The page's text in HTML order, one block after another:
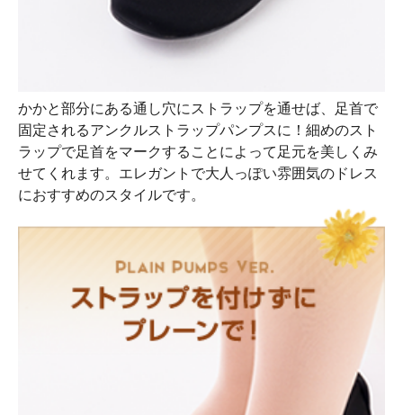
かかと部分にある通し穴にストラップを通せば、足首で
固定されるアンクルストラップパンプスに！細めのスト
ラップで足首をマークすることによって足元を美しくみ
せてくれます。エレガントで大人っぽい雰囲気のドレス
におすすめのスタイルです。